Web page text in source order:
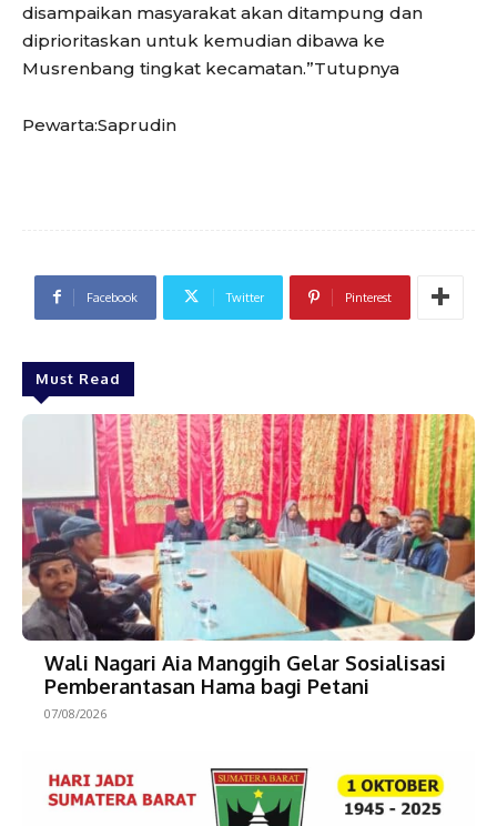
disampaikan masyarakat akan ditampung dan
diprioritaskan untuk kemudian dibawa ke
Musrenbang tingkat kecamatan.”Tutupnya
Pewarta:Saprudin
Facebook Twitter Pinterest
Must Read
Wali Nagari Aia Manggih Gelar Sosialisasi
Pemberantasan Hama bagi Petani
07/08/2026